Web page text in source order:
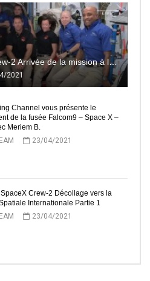
NASA’s SpaceX Crew-2 Arrivée de la mission à la Station Spatiale Internationale Partie2
2021
Channel vous présente le
de la fusée Falcom9 – Space X –
Meriem B.
23/04/2021
SpaceX Crew-2 Décollage vers la
Internationale Partie 1
23/04/2021